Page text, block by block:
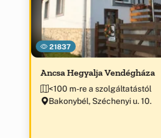
21837
Ancsa Hegyalja Vendégháza
<100 m-re a szolgáltatástól
Bakonybél, Széchenyi u. 10.